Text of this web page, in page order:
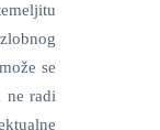
se
ne radi